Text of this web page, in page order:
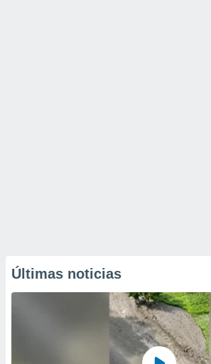
Últimas noticias